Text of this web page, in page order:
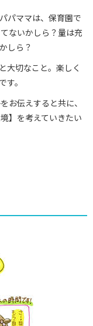
パママは、保育園で
ないかしら？量は充
しら？
大切なこと。楽しく
。
お伝えすると共に、
】を考えていきたい